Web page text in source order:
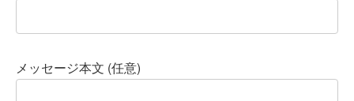
メッセージ本文 (任意)